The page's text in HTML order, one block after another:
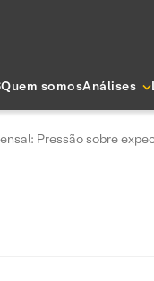
Quem somosAnálises
Pressão sobre